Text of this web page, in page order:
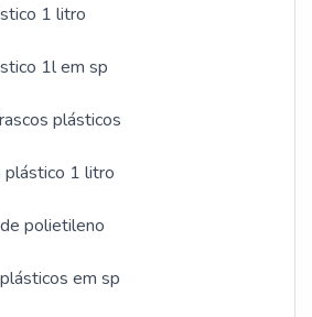
1 litro
1l em sp
plásticos
plástico 1 litro
polietileno
em sp